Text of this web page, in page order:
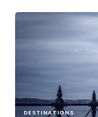
DESTINATIONS